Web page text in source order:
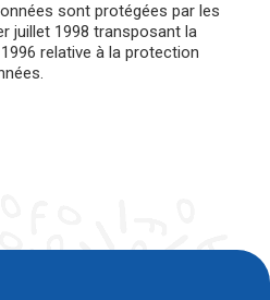
sont protégées par les
juillet 1998 transposant la
relative à la protection